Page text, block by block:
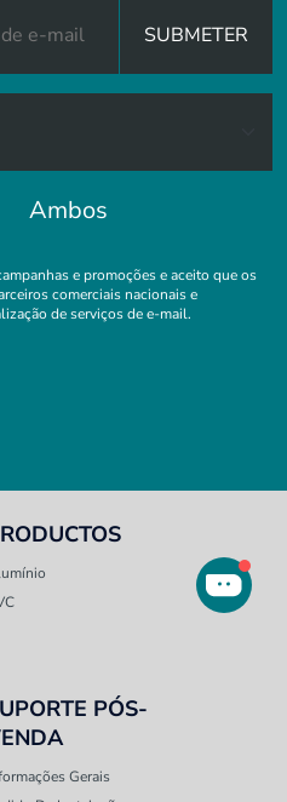
SUBMETER
Ambos
e promoções e aceito que os
comerciais nacionais e
de serviços de e-mail.
PÓS-
Gerais